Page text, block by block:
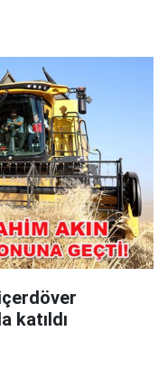
katıldı